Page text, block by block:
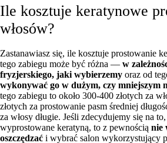
Ile kosztuje keratynowe
włosów?
Zastanawiasz się, ile kosztuje prostowanie
tego zabiegu może być różna — w
fryzjerskiego, jaki wybierzemy oraz od
wykonywać go w dużym, czy mniejszym
tego zabiegu to około 300-400 złotych za
złotych za prostowanie pasm średniej
za włosy długie. Jeśli zdecydujemy się na
wyprostowane keratyną, to z pewnością nie
oszczędzać i wybrać salon wykorzystujący